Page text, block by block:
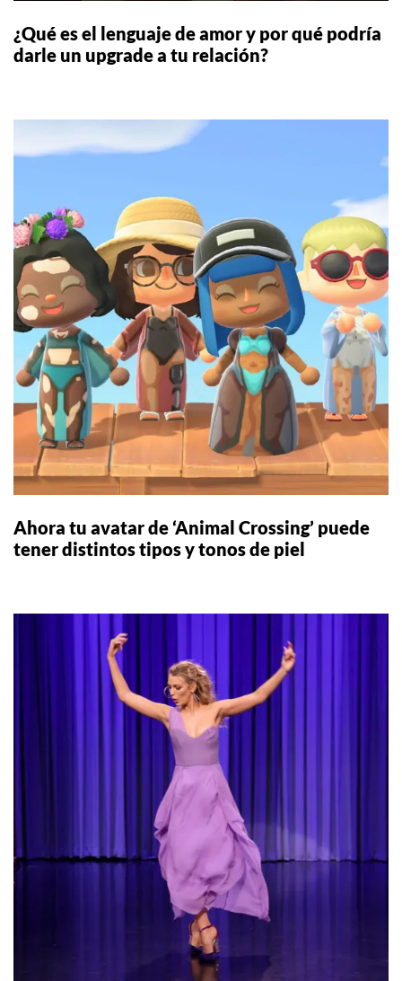
¿Qué es el lenguaje de amor y por qué podría
darle un upgrade a tu relación?
Ahora tu avatar de ‘Animal Crossing’ puede
tener distintos tipos y tonos de piel